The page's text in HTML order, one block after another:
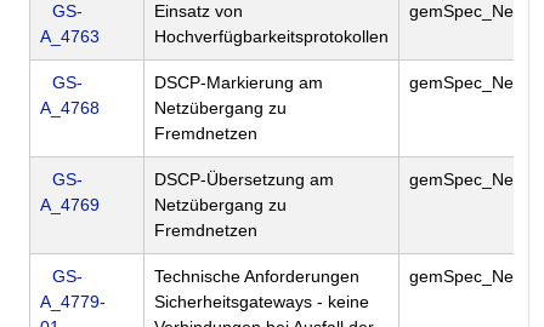
GS-
A_4763
Einsatz von
Hochverfügbarkeitsprotokollen
gemSpec_Net
GS-
A_4768
DSCP-Markierung am
Netzübergang zu
Fremdnetzen
gemSpec_Net
GS-
A_4769
DSCP-Übersetzung am
Netzübergang zu
Fremdnetzen
gemSpec_Net
GS-
A_4779-
Technische Anforderungen
Sicherheitsgateways - keine
gemSpec_Net